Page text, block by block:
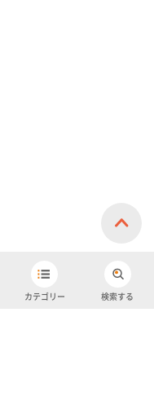
カテゴリー 検索する